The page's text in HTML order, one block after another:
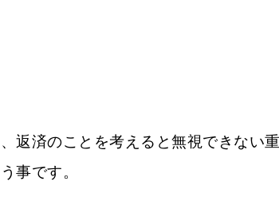
返済のことを考えると無視できない
事です。